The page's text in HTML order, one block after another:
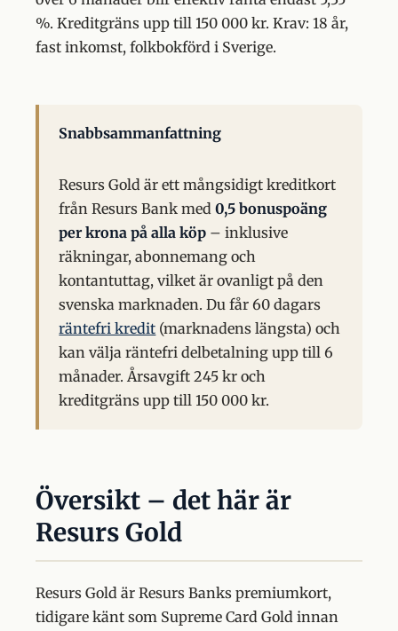
%. Kreditgräns upp till 150 000 kr. Krav: 18 år,
fast inkomst, folkbokförd i Sverige.
Snabbsammanfattning
Resurs Gold är ett mångsidigt kreditkort
från Resurs Bank med0,5 bonuspoäng
per krona på alla köp – inklusive
räkningar, abonnemang och
kontantuttag, vilket är ovanligt på den
svenska marknaden. Du får 60 dagars
räntefri kredit (marknadens längsta) och
kan välja räntefri delbetalning upp till 6
månader. Årsavgift 245 kr och
kreditgräns upp till 150 000 kr.
Översikt – det här är
Resurs Gold
Resurs Gold är Resurs Banks premiumkort,
tidigare känt som Supreme Card Gold innan